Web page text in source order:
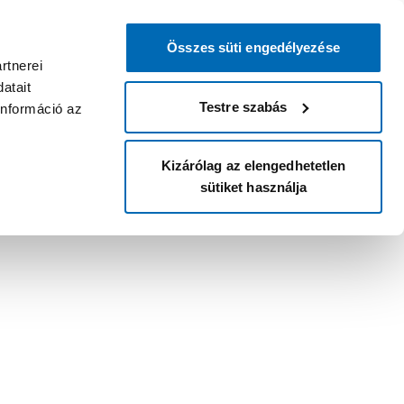
az
Összes süti engedélyezése
Testre szabás
Kizárólag az elengedhetetlen
sütiket használja